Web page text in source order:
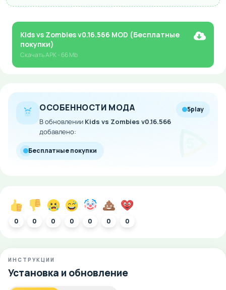
Kids vs Zombies v0.16.566 MOD (Бесплатные
покупки)
СкачатьAPK- 66 Mb
ОСОБЕННОСТИ МОДА
В обновлении Kids vs Zombies v0.16.566
добавлено:
5play
Бесплатные покупки
0 0 0 0 0 0 0
ИНСТРУКЦИИ
Установка и обновление